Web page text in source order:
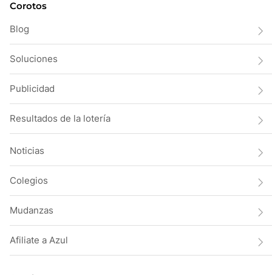
Corotos
Blog
Soluciones
Publicidad
Resultados de la lotería
Noticias
Colegios
Mudanzas
Afiliate a Azul